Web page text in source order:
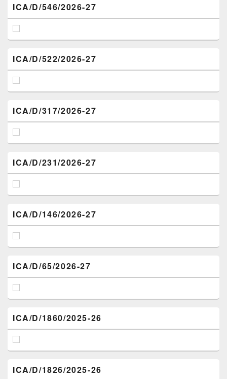
ICA/D/546/2026-27
ICA/D/522/2026-27
ICA/D/317/2026-27
ICA/D/231/2026-27
ICA/D/146/2026-27
ICA/D/65/2026-27
ICA/D/1860/2025-26
ICA/D/1826/2025-26